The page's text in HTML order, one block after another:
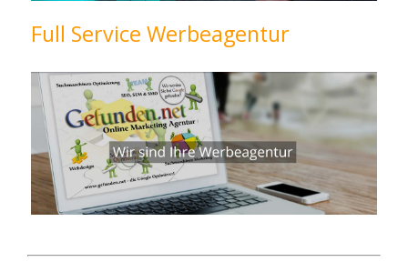
Full Service Werbeagentur